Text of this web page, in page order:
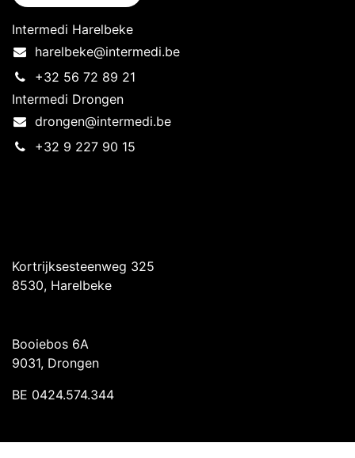
Intermedi Harelbeke
harelbeke@intermedi.be
+32 56 72 89 21
Intermedi Drongen
drongen@intermedi.be
+32 9 227 90 15
Kortrijksesteenweg 325
8530, Harelbeke
Booiebos 6A
9031, Drongen
BE 0424.574.344